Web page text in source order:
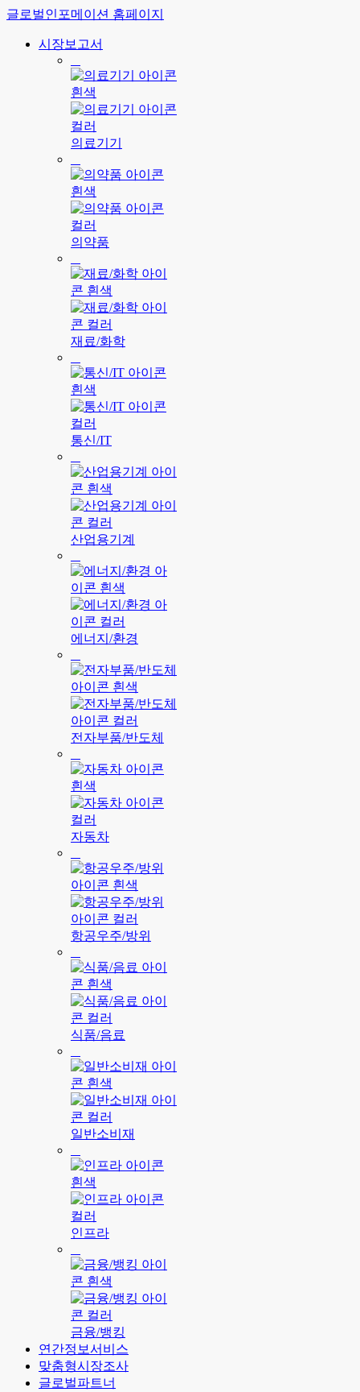
글로벌인포메이션 홈페이지
시장보고서
의료기기
의약품
재료/화학
통신/IT
산업용기계
에너지/환경
전자부품/반도체
자동차
항공우주/방위
식품/음료
일반소비재
인프라
금융/뱅킹
연간정보서비스
맞춤형시장조사
글로벌파트너